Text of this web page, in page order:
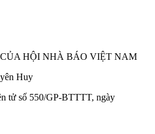
HỘI NHÀ BÁO VIỆT NAM
Huy
tử số 550/GP-BTTTT, ngày